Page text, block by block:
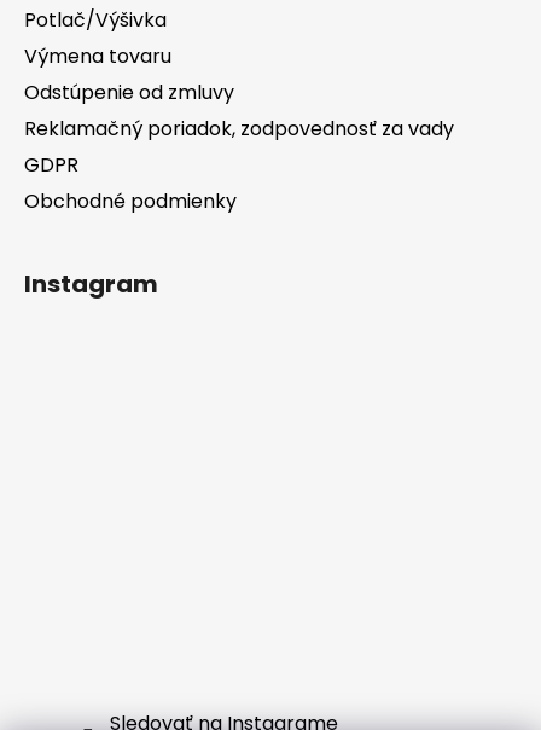
Potlač/Výšivka
Výmena tovaru
Odstúpenie od zmluvy
Reklamačný poriadok, zodpovednosť za vady
GDPR
Obchodné podmienky
Instagram
Sledovať na Instagrame